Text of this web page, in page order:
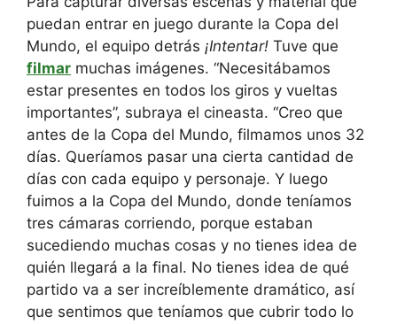
puedan entrar en juego durante la Copa del
Mundo, el equipo detrás ¡Intentar! Tuve que
filmar muchas imágenes. “Necesitábamos
estar presentes en todos los giros y vueltas
importantes”, subraya el cineasta. “Creo que
antes de la Copa del Mundo, filmamos unos 32
días. Queríamos pasar una cierta cantidad de
días con cada equipo y personaje. Y luego
fuimos a la Copa del Mundo, donde teníamos
tres cámaras corriendo, porque estaban
sucediendo muchas cosas y no tienes idea de
quién llegará a la final. No tienes idea de qué
partido va a ser increíblemente dramático, así
que sentimos que teníamos que cubrir todo lo